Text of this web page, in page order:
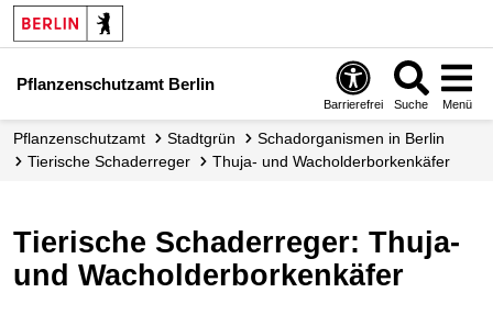
Pflanzenschutzamt Berlin
Barrierefrei Suche Menü
Pflanzenschutzamt Stadtgrün
Schadorganismen in Berlin
Tierische Schaderreger
Thuja- und Wacholder­borkenkäfer
Tierische Schaderreger: Thuja-
und Wacholderborkenkäfer